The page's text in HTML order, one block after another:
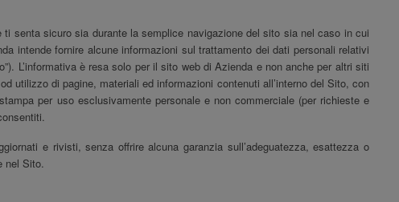
senta sicuro sia durante la semplice navigazione del sito sia nel caso in cui
intende fornire alcune informazioni sul trattamento dei dati personali relativi
L’informativa è resa solo per il sito web di Azienda e non anche per altri siti
utilizzo di pagine, materiali ed informazioni contenuti all’interno del Sito, con
per uso esclusivamente personale e non commerciale (per richieste e
e rivisti, senza offrire alcuna garanzia sull’adeguatezza, esattezza o
nel Sito.